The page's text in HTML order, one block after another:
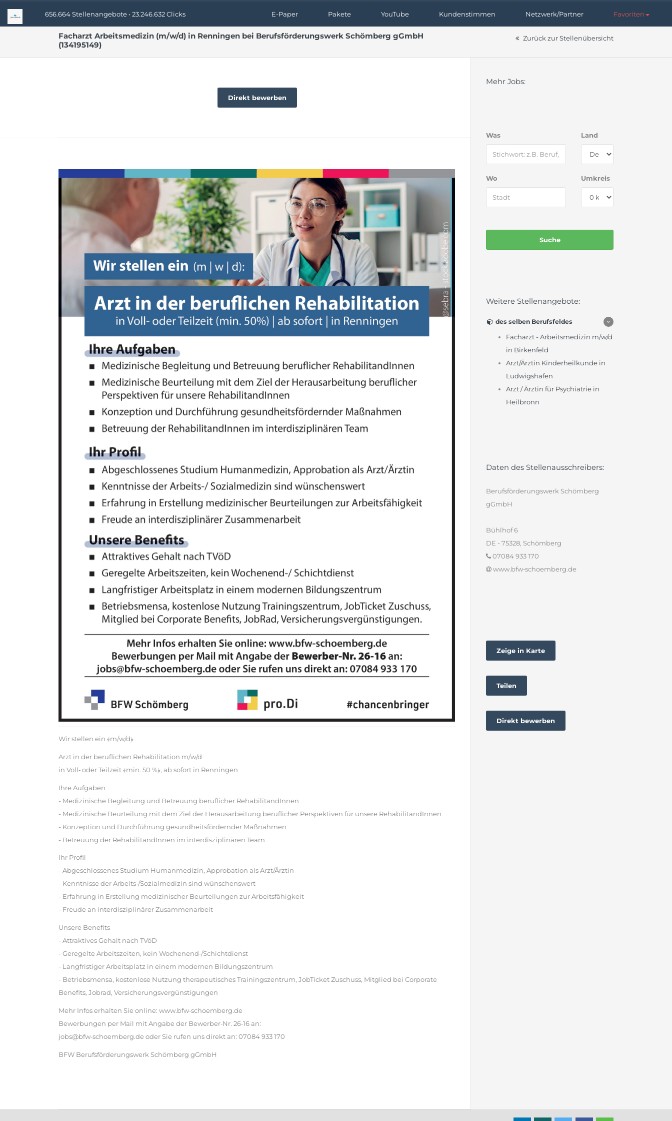
656.664 Stellenangebote • 23.246.632 Clicks E-Paper Pakete YouTube Kundenstimmen Netzwerk/Partner Favoriten
Facharzt Arbeitsmedizin (m/w/d) in Renningen bei Berufsförderungswerk Schömberg gGmbH
(134195149)
Zurück zur Stellenübersicht
Direkt bewerben
Wir stellen ein ﴾m/w/d﴿
Arzt in der beruflichen Rehabilitation m/w/d
in Voll‐ oder Teilzeit ﴾min. 50 %﴿, ab sofort in Renningen
Ihre Aufgaben
- Medizinische Begleitung und Betreuung beruflicher RehabilitandInnen
- Medizinische Beurteilung mit dem Ziel der Herausarbeitung beruflicher Perspektiven für unsere RehabilitandInnen
- Konzeption und Durchführung gesundheitsfördernder Maßnahmen
- Betreuung der RehabilitandInnen im interdisziplinären Team
Ihr Profil
- Abgeschlossenes Studium Humanmedizin, Approbation als Arzt/Ärztin
- Kenntnisse der Arbeits‐/Sozialmedizin sind wünschenswert
- Erfahrung in Erstellung medizinischer Beurteilungen zur Arbeitsfähigkeit
- Freude an interdisziplinärer Zusammenarbeit
Unsere Benefits
- Attraktives Gehalt nach TVöD
- Geregelte Arbeitszeiten, kein Wochenend‐/Schichtdienst
- Langfristiger Arbeitsplatz in einem modernen Bildungszentrum
- Betriebsmensa, kostenlose Nutzung therapeutisches Trainingszentrum, JobTicket Zuschuss, Mitglied bei Corporate
Benefits, Jobrad, Versicherungsvergünstigungen
Mehr Infos erhalten Sie online: www.bfw‐schoemberg.de
Bewerbungen per Mail mit Angabe der Bewerber‐Nr. 26‐16 an:
jobs@bfw‐schoemberg.de oder Sie rufen uns direkt an: 07084 933 170
BFW Berufsförderungswerk Schömberg gGmbH
Mehr Jobs:
Was Land
Wo Umkreis
Weitere Stellenangebote:
des selben Berufsfeldes
Facharzt - Arbeitsmedizin m/w/d
in Birkenfeld
Arzt/Ärztin Kinderheilkunde in
Ludwigshafen
Arzt / Ärztin für Psychiatrie in
Heilbronn
Daten des Stellenausschreibers:
Berufsförderungswerk Schömberg
gGmbH
Bühlhof 6
DE - 75328, Schömberg
07084 933 170
www.bfw‐schoemberg.de
Zeige in Karte
Teilen
Direkt bewerben